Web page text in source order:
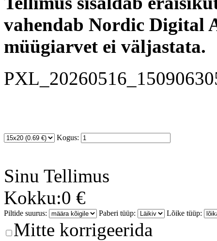
vahendab Nordic Digital
müügiarvet ei väljastata.
Kogus:
Sinu Tellimus
Kokku:0 €
Piltide suurus: Paberi tüüp: Lõike tüüp:
Mitte korrigeerida